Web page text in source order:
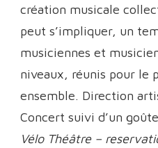
création musicale
peut s’impliquer, un
musiciennes et
niveaux, réunis pour le
ensemble. Direction
Concert suivi d’un
Vélo Théâtre –